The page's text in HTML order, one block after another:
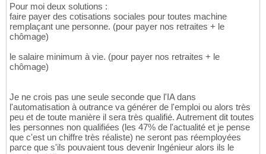
Pour moi deux solutions :
faire payer des cotisations sociales pour toutes machine
remplaçant une personne. (pour payer nos retraites + le
chômage)
le salaire minimum à vie. (pour payer nos retraites + le
chômage)
Je ne crois pas une seule seconde que l'IA dans
l'automatisation à outrance va générer de l'emploi ou alors très
peu et de toute manière il sera très qualifié. Autrement dit toutes
les personnes non qualifiées (les 47% de l'actualité et je pense
que c'est un chiffre très réaliste) ne seront pas réemployées
parce que s'ils pouvaient tous devenir Ingénieur alors ils le